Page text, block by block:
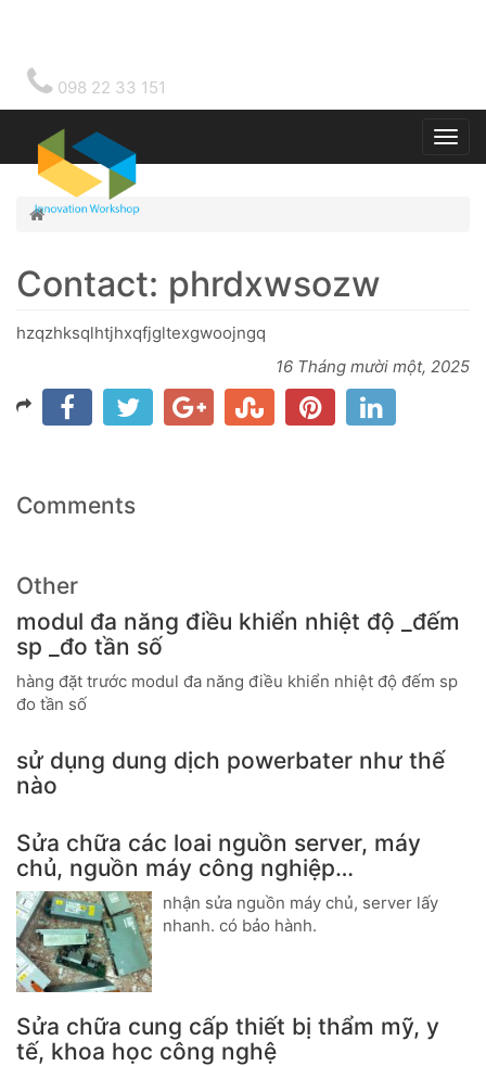
098 22 33 151
Home
Contact: phrdxwsozw
hzqzhksqlhtjhxqfjgltexgwoojngq
16 Tháng mười một, 2025
Comments
Other
modul đa năng điều khiển nhiệt độ _đếm
sp _đo tần số
hàng đặt trước modul đa năng điều khiển nhiệt độ đếm sp
đo tần số
sử dụng dung dịch powerbater như thế
nào
Sửa chữa các loai nguồn server, máy
chủ, nguồn máy công nghiệp…
nhận sửa nguồn máy chủ, server lấy
nhanh. có bảo hành.
Sửa chữa cung cấp thiết bị thẩm mỹ, y
tế, khoa học công nghệ